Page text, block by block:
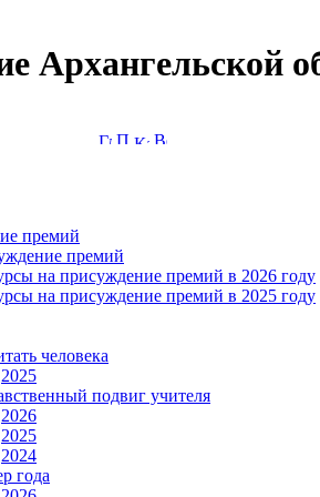
Архангельской
премий
премий
на присуждение премий в 2026 году
на присуждение премий в 2025 году
человека
2025
подвиг учителя
2026
2025
2024
года